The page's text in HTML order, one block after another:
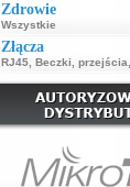
Zdrowie
Wszystkie
Złącza
RJ45, Beczki, przejścia